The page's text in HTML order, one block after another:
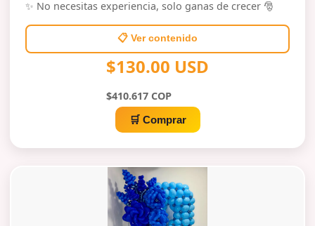
✨ No necesitas experiencia, solo ganas de crecer 🎅
📋 Ver contenido
$130.00 USD
$410.617 COP
🛒 Comprar